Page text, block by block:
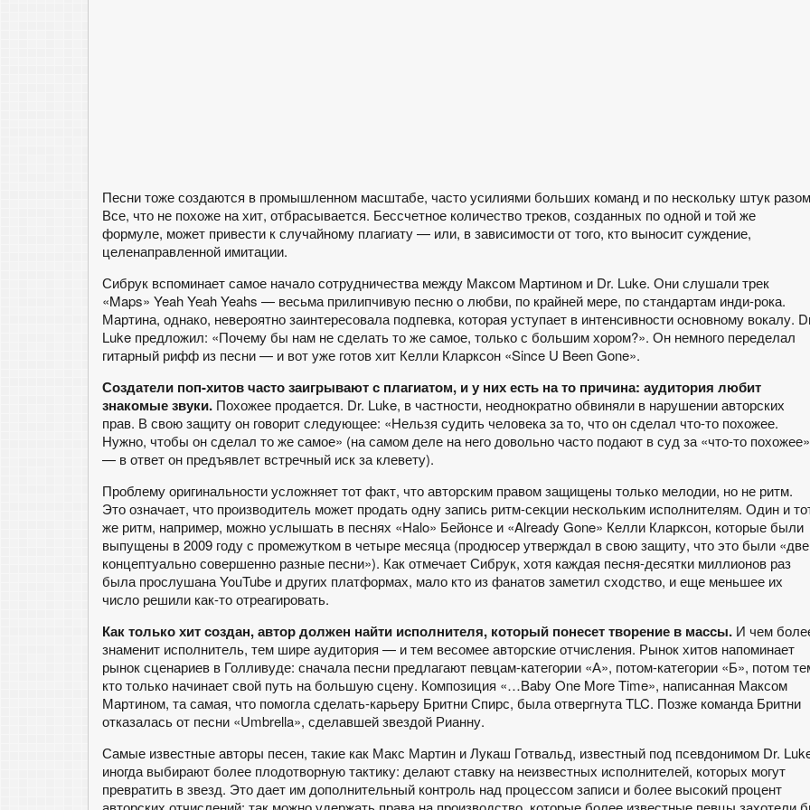
Песни тоже создаются в промышленном масштабе, часто усилиями больших команд и по нескольку штук
Все, что не похоже на хит, отбрасывается. Бессчетное количество треков, созданных по одной и той же
формуле, может привести к случайному плагиату — или, в зависимости от того, кто выносит суждение,
целенаправленной имитации.
Сибрук вспоминает самое начало сотрудничества между Максом Мартином и Dr. Luke. Они слушали трек
«Maps» Yeah Yeah Yeahs — весьма прилипчивую песню о любви, по крайней мере, по стандартам инди-рока.
Мартина, однако, невероятно заинтересовала подпевка, которая уступает в интенсивности основному вокалу.
Luke предложил: «Почему бы нам не сделать то же самое, только с большим хором?». Он немного переделал
гитарный рифф из песни — и вот уже готов хит Келли Кларксон «Since U Been Gone».
Создатели поп-хитов часто заигрывают с плагиатом, и у них есть на то причина: аудитория любит
знакомые звуки. Похожее продается. Dr. Luke, в частности, неоднократно обвиняли в нарушении авторских
прав. В свою защиту он говорит следующее: «Нельзя судить человека за то, что он сделал что-то похожее.
Нужно, чтобы он сделал то же самое» (на самом деле на него довольно часто подают в суд за «что-то похожее»
— в ответ он предъявлет встречный иск за клевету).
Проблему оригинальности усложняет тот факт, что авторским правом защищены только мелодии, но не ритм.
Это означает, что производитель может продать одну запись ритм-секции нескольким исполнителям. Один и
же ритм, например, можно услышать в песнях «Halo» Бейонсе и «Already Gone» Келли Кларксон, которые были
выпущены в 2009 году с промежутком в четыре месяца (продюсер утверждал в свою защиту, что это были «две
концептуально совершенно разные песни»). Как отмечает Сибрук, хотя каждая песня-десятки миллионов раз
была прослушана YouTube и других платформах, мало кто из фанатов заметил сходство, и еще меньшее их
число решили как-то отреагировать.
Как только хит создан, автор должен найти исполнителя, который понесет творение в массы. И чем
знаменит исполнитель, тем шире аудитория — и тем весомее авторские отчисления. Рынок хитов напоминает
рынок сценариев в Голливуде: сначала песни предлагают певцам-категории «А», потом-категории «Б», потом
кто только начинает свой путь на большую сцену. Композиция «…Baby One More Time», написанная Максом
Мартином, та самая, что помогла сделать-карьеру Бритни Спирс, была отвергнута TLC. Позже команда Бритни
отказалась от песни «Umbrella», сделавшей звездой Рианну.
Самые известные авторы песен, такие как Макс Мартин и Лукаш Готвальд, известный под псевдонимом Dr.
иногда выбирают более плодотворную тактику: делают ставку на неизвестных исполнителей, которых могут
превратить в звезд. Это дает им дополнительный контроль над процессом записи и более высокий процент